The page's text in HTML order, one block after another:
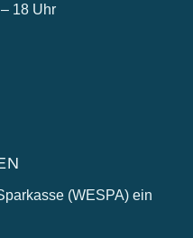
18 Uhr
(WESPA) ein